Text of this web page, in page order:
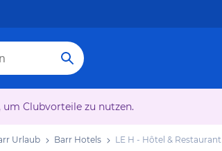
um Clubvorteile zu nutzen.
Urlaub Barr Hotels LE H - Hôtel & Restaurant